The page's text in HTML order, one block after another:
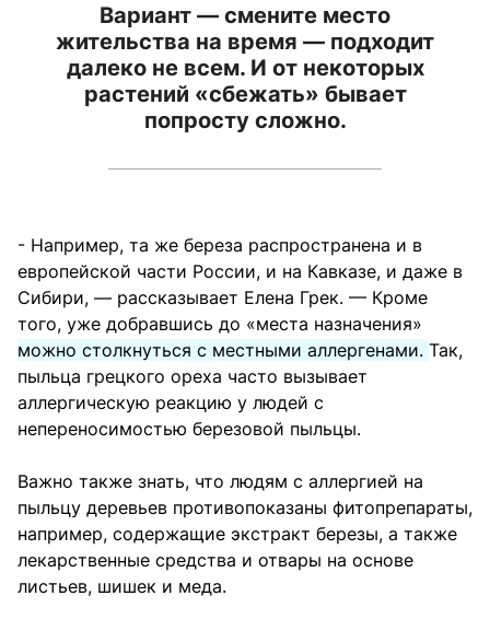
Вариант — смените место
жительства на время — подходит
далеко не всем. И от некоторых
растений «сбежать» бывает
попросту сложно.
- Например, та же береза распространена и в
европейской части России, и на Кавказе, и даже в
Сибири, — рассказывает Елена Грек. — Кроме
того, уже добравшись до «места назначения»
можно столкнуться с местными аллергенами. Так,
пыльца грецкого ореха часто вызывает
аллергическую реакцию у людей с
непереносимостью березовой пыльцы.
Важно также знать, что людям с аллергией на
пыльцу деревьев противопоказаны фитопрепараты,
например, содержащие экстракт березы, а также
лекарственные средства и отвары на основе
листьев, шишек и меда.